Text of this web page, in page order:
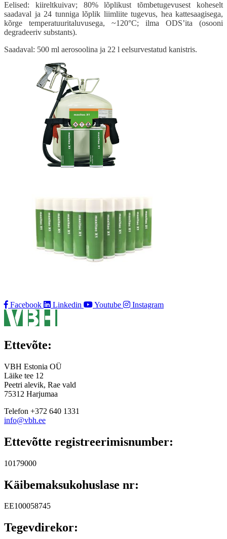
Eelised: kiireltkuivav; 80% lõplikust tõmbetugevusest koheselt
saadaval ja 24 tunniga lõplik liimliite tugevus, hea kattesaagisega,
kõrge temperatuuritaluvusega, ~120°C; ilma ODS’ita (osooni
degradeeriv substants).
Saadaval: 500 ml aerosoolina ja 22 l eelsurvestatud kanistris.
Facebook Linkedin Youtube Instagram
Ettevõte:
VBH Estonia OÜ
Läike tee 12
Peetri alevik, Rae vald
75312 Harjumaa
Telefon +372 640 1331
info@vbh.ee
Ettevõtte registreerimisnumber:
10179000
Käibemaksukohuslase nr:
EE100058745
Tegevdirekor: